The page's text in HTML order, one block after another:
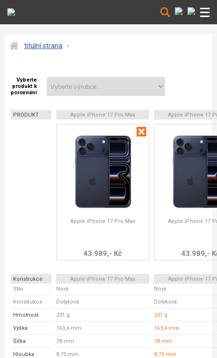
titulní strana
Vyberte
produkt k
porovnání
PRODUKT Apple iPhone 17 Pro Max Apple iPhone 17
Apple iPhone 17 Pro Max
43.989,- Kč
Apple iPhone 17
43.989,-
Konstrukce Apple iPhone 17 Pro Max
Apple iPhone 17
Stav
Nový Nový
Konstrukce Dotyková Dotyková
Hmotnost 231 g 231 g
Výška 163,4 mm 163,4 mm
Šířka 78 mm 78 mm
Hloubka 8,75 mm 8,75 mm